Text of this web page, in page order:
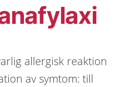
allergisk reaktion
av symtom: till